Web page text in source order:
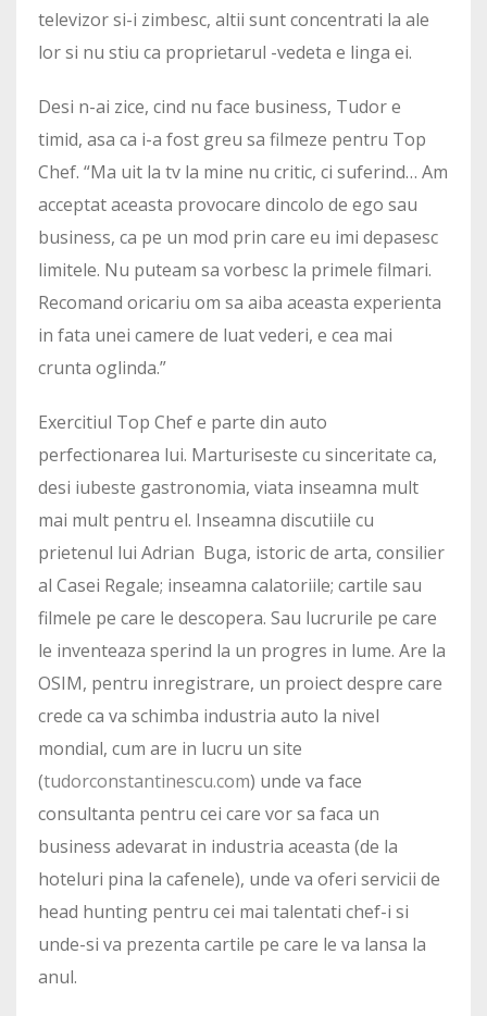
televizor si-i zimbesc, altii sunt concentrati la ale
lor si nu stiu ca proprietarul -vedeta e linga ei.
Desi n-ai zice, cind nu face business, Tudor e
timid, asa ca i-a fost greu sa filmeze pentru Top
Chef. “Ma uit la tv la mine nu critic, ci suferind… Am
acceptat aceasta provocare dincolo de ego sau
business, ca pe un mod prin care eu imi depasesc
limitele. Nu puteam sa vorbesc la primele filmari.
Recomand oricariu om sa aiba aceasta experienta
in fata unei camere de luat vederi, e cea mai
crunta oglinda.”
Exercitiul Top Chef e parte din auto
perfectionarea lui. Marturiseste cu sinceritate ca,
desi iubeste gastronomia, viata inseamna mult
mai mult pentru el. Inseamna discutiile cu
prietenul lui Adrian Buga, istoric de arta, consilier
al Casei Regale; inseamna calatoriile; cartile sau
filmele pe care le descopera. Sau lucrurile pe care
le inventeaza sperind la un progres in lume. Are la
OSIM, pentru inregistrare, un proiect despre care
crede ca va schimba industria auto la nivel
mondial, cum are in lucru un site
(tudorconstantinescu.com) unde va face
consultanta pentru cei care vor sa faca un
business adevarat in industria aceasta (de la
hoteluri pina la cafenele), unde va oferi servicii de
head hunting pentru cei mai talentati chef-i si
unde-si va prezenta cartile pe care le va lansa la
anul.